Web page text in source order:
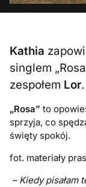
Kathia
singlem
zespołem Lor.
„Rosa” to
sprzyja, co
święty spokój.
fot. materiały
– Kiedy pisałam